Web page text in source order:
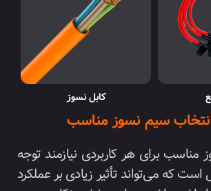
کابل نسوز
سیم نسوز مناسب
مناسب برای هر کاربردی نیازمند توجه
که می‌تواند تأثیر زیادی بر عملکرد